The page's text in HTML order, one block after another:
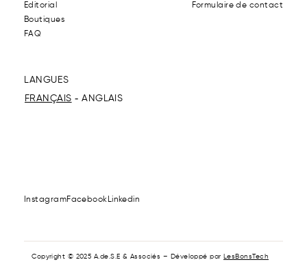
Editorial
Boutiques
FAQ
Formulaire de contact
LANGUES
FRANÇAIS
ANGLAIS
InstagramFacebookLinkedin
Copyright © 2025 A.de.S.E & Associés – Développé par LesBonsTech